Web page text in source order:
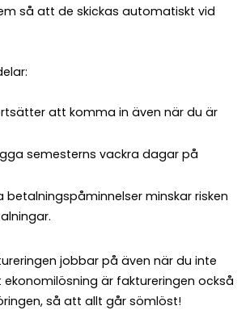
så att de skickas automatiskt vid
att komma in även när du är
semesterns vackra dagar på
betalningspåminnelser minskar risken
jobbar på även när du inte
är faktureringen också
så att allt går sömlöst!